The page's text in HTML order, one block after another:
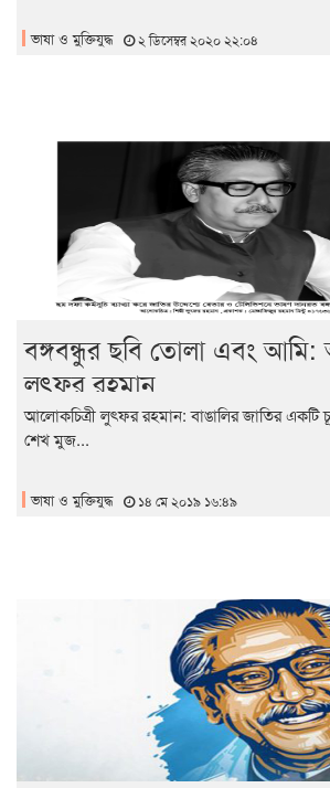
ভাষা ও মুক্তিযুদ্ধ ২ ডিসেম্বর ২০২০ ২২:০৪
বঙ্গবন্ধুর ছবি তোলা এবং আমি:
লুৎফর রহমান
আলোকচিত্রী লুৎফর রহমান: বাঙালির জাতির একটি
শেখ মুজ...
ভাষা ও মুক্তিযুদ্ধ ১৪ মে ২০১৯ ১৬:৪৯